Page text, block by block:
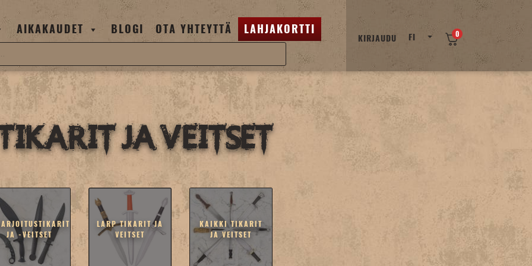
AIKAKAUDET BLOGI OTA YHTEYTTÄ LAHJAKORTTI
KIRJAUDU FI 0
ja veitset
JA -VEITSET
LARP TIKARIT JA
VEITSET
KAIKKI TIKARIT
JA VEITSET